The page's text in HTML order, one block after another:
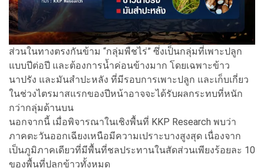
ส่วนในทางตรงกันข้าม “กลุ่มพืชไร่” ซึ่งเป็นกลุ่มที่เพาะปลูก
แบบปีต่อปี และต้องการน้ำค่อนข้างมาก โดยเฉพาะข้าว
นาปรัง และมันสำปะหลัง ที่มีรอบการเพาะปลูก และเก็บเกี่ยว
ในช่วงไตรมาสแรกของปีหน้าอาจจะได้รับผลกระทบที่หนัก
กว่ากลุ่มด้านบน
นอกจากนี้ เมื่อพิจารณาในเชิงพื้นที่ KKP Research พบว่า
ภาคตะวันออกเฉียงเหนือมีความเปราะบางสูงสุด เนื่องจาก
เป็นภูมิภาคเดียวที่มีพื้นที่ชลประทานในสัดส่วนเพียงร้อยละ 10
ของพื้นที่ปลูกข้าวทั้งหมด